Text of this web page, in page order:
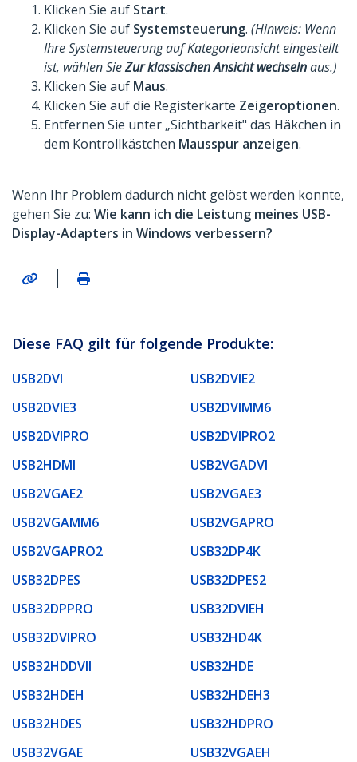
Klicken Sie auf Start.
Klicken Sie auf Systemsteuerung. (Hinweis: Wenn
Ihre Systemsteuerung auf Kategorieansicht eingestellt
ist, wählen SieZur klassischen Ansicht wechselnaus.)
Klicken Sie auf Maus.
Klicken Sie auf die Registerkarte Zeigeroptionen.
Entfernen Sie unter „Sichtbarkeit" das Häkchen in
dem Kontrollkästchen Mausspur anzeigen.
Wenn Ihr Problem dadurch nicht gelöst werden konnte,
gehen Sie zu: Wie kann ich die Leistung meines USB-
Display-Adapters in Windows verbessern?
|
Diese FAQ gilt für folgende Produkte:
USB2DVI
USB2DVIE2
USB2DVIE3
USB2DVIMM6
USB2DVIPRO
USB2DVIPRO2
USB2HDMI
USB2VGADVI
USB2VGAE2
USB2VGAE3
USB2VGAMM6
USB2VGAPRO
USB2VGAPRO2
USB32DP4K
USB32DPES
USB32DPES2
USB32DPPRO
USB32DVIEH
USB32DVIPRO
USB32HD4K
USB32HDDVII
USB32HDE
USB32HDEH
USB32HDEH3
USB32HDES
USB32HDPRO
USB32VGAE
USB32VGAEH